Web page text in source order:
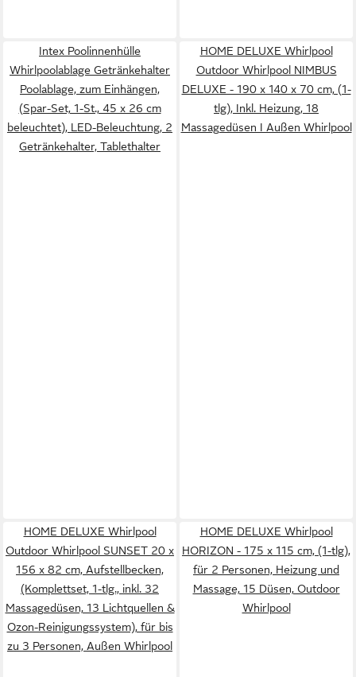
Intex Poolinnenhülle
Whirlpoolablage Getränkehalter
Poolablage, zum Einhängen,
(Spar-Set, 1-St., 45 x 26 cm
beleuchtet), LED-Beleuchtung, 2
Getränkehalter, Tablethalter
HOME DELUXE Whirlpool
Outdoor Whirlpool NIMBUS
DELUXE - 190 x 140 x 70 cm, (1-
tlg), Inkl. Heizung, 18
Massagedüsen I Außen Whirlpool
HOME DELUXE Whirlpool
Outdoor Whirlpool SUNSET 20 x
156 x 82 cm, Aufstellbecken,
(Komplettset, 1-tlg., inkl. 32
Massagedüsen, 13 Lichtquellen &
Ozon-Reinigungssystem), für bis
zu 3 Personen, Außen Whirlpool
HOME DELUXE Whirlpool
HORIZON - 175 x 115 cm, (1-tlg),
für 2 Personen, Heizung und
Massage, 15 Düsen, Outdoor
Whirlpool